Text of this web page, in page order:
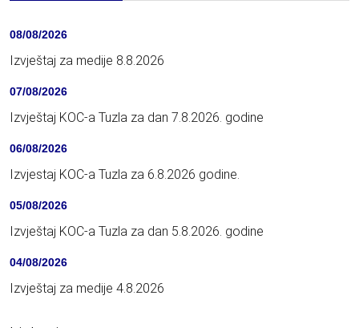
08/08/2026
Izvještaj za medije 8.8.2026
07/08/2026
Izvještaj KOC-a Tuzla za dan 7.8.2026. godine
06/08/2026
Izvjestaj KOC-a Tuzla za 6.8.2026 godine.
05/08/2026
Izvještaj KOC-a Tuzla za dan 5.8.2026. godine
04/08/2026
Izvještaj za medije 4.8.2026